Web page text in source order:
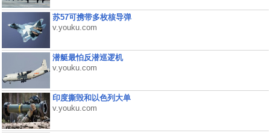
苏57可携带多枚核导弹
v.youku.com
潜艇最怕反潜巡逻机
v.youku.com
印度撕毁和以色列大单
v.youku.com